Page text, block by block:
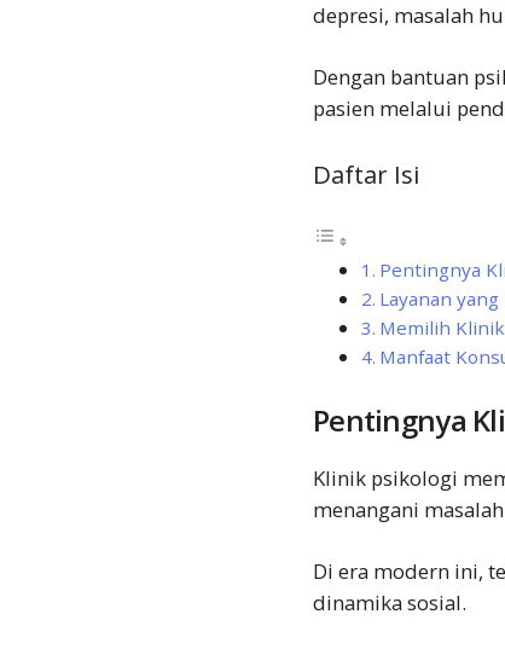
depresi, masalah
Dengan bantuan
pasien melalui
Daftar Isi
Pentingnya
Layanan
Memilih
Manfaat
Pentingnya
Klinik psikologi
menangani
Di era modern ini,
dinamika sosial.